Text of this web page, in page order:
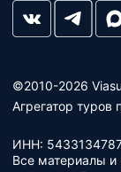
©2010-2026
Агрегатор туров
ИНН:
Все материалы